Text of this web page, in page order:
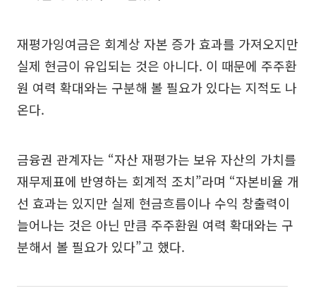
재평가잉여금은 회계상 자본 증가 효과를 가져오지만
실제 현금이 유입되는 것은 아니다. 이 때문에 주주환
원 여력 확대와는 구분해 볼 필요가 있다는 지적도 나
온다.
금융권 관계자는 “자산 재평가는 보유 자산의 가치를
재무제표에 반영하는 회계적 조치”라며 “자본비율 개
선 효과는 있지만 실제 현금흐름이나 수익 창출력이
늘어나는 것은 아닌 만큼 주주환원 여력 확대와는 구
분해서 볼 필요가 있다”고 했다.